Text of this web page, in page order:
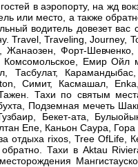
в аэропорту, на жд
или место, а также
водитель довезет вас
Travel, Traveling, Journey,
Жанаозен, Форт-Шевченко,
Емир Ойл
Карамандыбас,
Симит, Касмашал,
Тахи по святым
Подземная мечеть
Бекет-ата,
Епе, Каньон Саура,
отдыха rixos, Tree OfLife,
Тахи в Aktau